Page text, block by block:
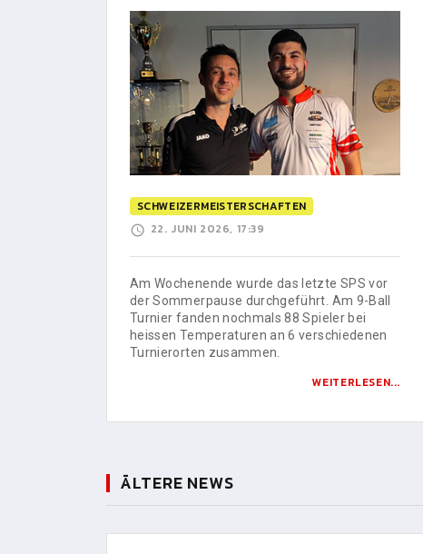
SCHWEIZERMEISTERSCHAFTEN
22. JUNI 2026, 17:39
Am Wochenende wurde das letzte SPS vor
der Sommerpause durchgeführt. Am 9-Ball
Turnier fanden nochmals 88 Spieler bei
heissen Temperaturen an 6 verschiedenen
Turnierorten zusammen.
WEITERLESEN...
ÄLTERE NEWS